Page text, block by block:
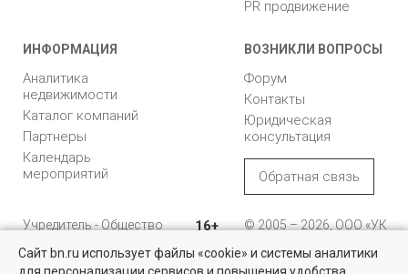
PR продвижение
ИНФОРМАЦИЯ
Аналитика
недвижимости
Каталог компаний
Партнеры
Календарь
мероприятий
ВОЗНИКЛИ ВОПРОСЫ
Форум
Контакты
Юридическая
консультация
Обратная связь
Учредитель - Общество
ответственностью
"Управляющая
16+
© 2005 – 2026, ООО «УК
196105, Санкт-
Сайт bn.ru использует файлы «cookie» и системы аналитики